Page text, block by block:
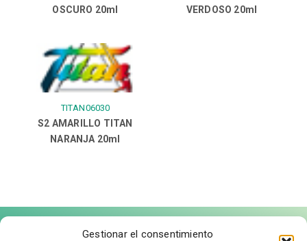
Gestionar el consentimiento
OSCURO 20ml
VERDOSO 20ml
TITAN06030
S2 AMARILLO TITAN
NARANJA 20ml